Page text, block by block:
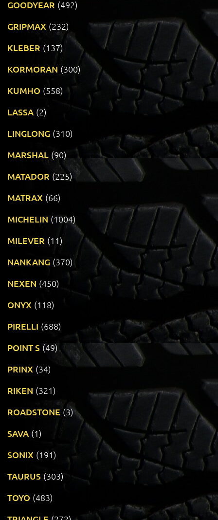
GOODYEAR (492)
GRIPMAX (232)
KLEBER (137)
KORMORAN (300)
KUMHO (558)
LASSA (2)
LINGLONG (310)
MARSHAL (90)
MATADOR (225)
MATRAX (66)
MICHELIN (1004)
MILEVER (11)
NANKANG (370)
NEXEN (450)
ONYX (118)
PIRELLI (688)
POINT S (49)
PRINX (34)
RIKEN (321)
ROADSTONE (3)
SAVA (1)
SONIX (191)
TAURUS (303)
TOYO (483)